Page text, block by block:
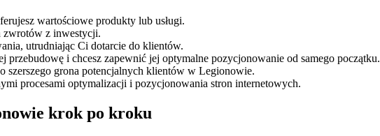
wartościowe produkty lub usługi.
zwrotów z inwestycji.
utrudniając Ci dotarcie do klientów.
i chcesz zapewnić jej optymalne pozycjonowanie od samego początku.
szerszego grona potencjalnych klientów w Legionowie.
procesami optymalizacji i pozycjonowania stron internetowych.
krok po kroku